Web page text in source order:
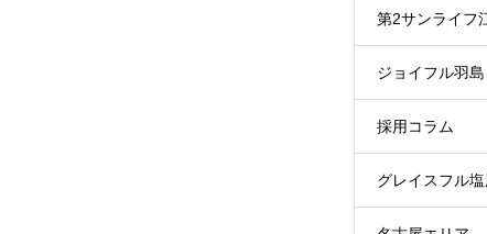
第2サンライフ
ジョイフル羽島
採用コラム
グレイスフル